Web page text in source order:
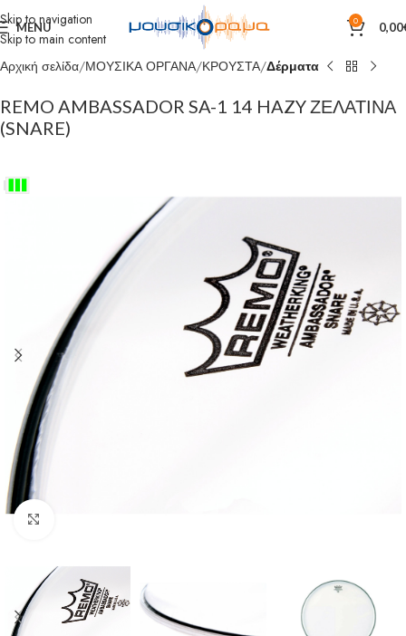
Skip to navigation
Skip to main content
MENU 0 0,00
Αρχική σελίδα ΜΟΥΣΙΚΑ ΟΡΓΑΝΑ ΚΡΟΥΣΤΑ Δέρματα
REMO AMBASSADOR SA-1 14 HAZY ΖΕΛΑΤΙΝΑ
(SNARE)